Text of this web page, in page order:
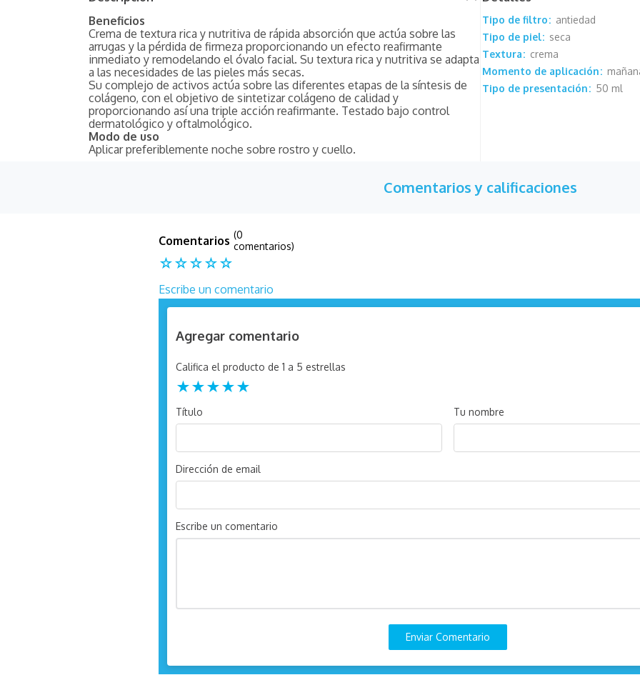
Beneficios
Crema de textura rica y nutritiva de rápida absorción que actúa sobre las
arrugas y la pérdida de firmeza proporcionando un efecto reafirmante
inmediato y remodelando el óvalo facial. Su textura rica y nutritiva se adapta
a las necesidades de las pieles más secas.
Su complejo de activos actúa sobre las diferentes etapas de la síntesis de
colágeno, con el objetivo de sintetizar colágeno de calidad y
proporcionando así una triple acción reafirmante. Testado bajo control
dermatológico y oftalmológico.
Modo de uso
Aplicar preferiblemente noche sobre rostro y cuello.
Tipo de filtro
antiedad
Tipo de piel
seca
Textura
crema
Momento de aplicación
Tipo de presentación
50 ml
Comentarios y calificaciones
☆☆☆☆☆
(0
comentarios)
Escribe un comentario
Agregar comentario
Título
Califica el producto de 1 a 5 estrellas
★★★★★
Tu nombre
Dirección de email
Escribe un comentario
Enviar Comentario